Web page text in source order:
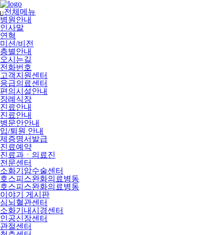
메
뉴
건
너
뛰
기
전체메뉴
병원안내
인사말
연혁
미션/비전
층별안내
오시는길
전화번호
고객지원센터
응급의료센터
편의시설안내
장례식장
진료안내
진료안내
병문안안내
입/퇴원 안내
제증명서발급
진료예약
진료과ㆍ의료진
전문센터
소화기암수술센터
호스피스완화의료병동
호스피스완화의료병동
이야기 게시판
심뇌혈관센터
소화기내시경센터
인공신장센터
관절센터